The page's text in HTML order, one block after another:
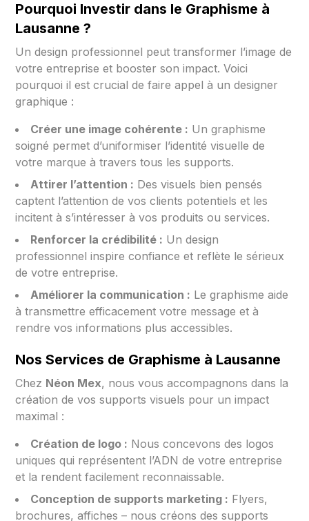
Pourquoi Investir dans le Graphisme à
Lausanne ?
Un design professionnel peut transformer l’image de
votre entreprise et booster son impact. Voici
pourquoi il est crucial de faire appel à un designer
graphique :
Créer une image cohérente : Un graphisme
soigné permet d’uniformiser l’identité visuelle de
votre marque à travers tous les supports.
Attirer l’attention : Des visuels bien pensés
captent l’attention de vos clients potentiels et les
incitent à s’intéresser à vos produits ou services.
Renforcer la crédibilité : Un design
professionnel inspire confiance et reflète le sérieux
de votre entreprise.
Améliorer la communication : Le graphisme aide
à transmettre efficacement votre message et à
rendre vos informations plus accessibles.
Nos Services de Graphisme à Lausanne
Chez Néon Mex, nous vous accompagnons dans la
création de vos supports visuels pour un impact
maximal :
Création de logo : Nous concevons des logos
uniques qui représentent l’ADN de votre entreprise
et la rendent facilement reconnaissable.
Conception de supports marketing : Flyers,
brochures, affiches – nous créons des supports